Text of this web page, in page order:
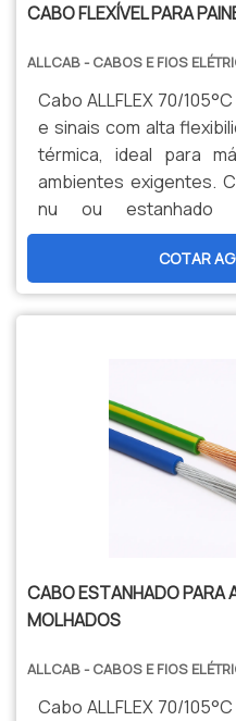
CABO FLEXÍVEL PARA
ALLCAB - CABOS E FIOS
Cabo ALLFLEX 70/
e sinais com alta
térmica, ideal para
ambientes exigentes.
nu ou estanhado
durabilidade,
manutenção.
produção nacional e
especializada para sua
COTAR
CABO ESTANHADO PARA
MOLHADOS
ALLCAB - CABOS E FIOS
Cabo ALLFLEX 70/